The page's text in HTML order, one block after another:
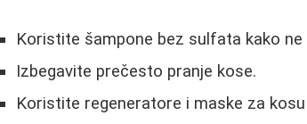
Koristite šampone bez sulfata kako ne
Izbegavite prečesto pranje kose.
Koristite regeneratore i maske za